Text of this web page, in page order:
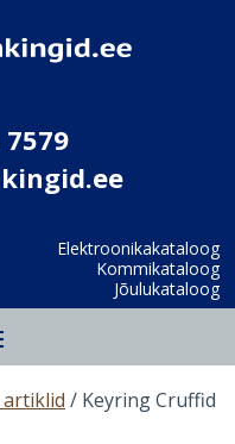
7579
Elektroonikakataloog
Kommikataloog
Jõulukataloog
/ Keyring Cruffid